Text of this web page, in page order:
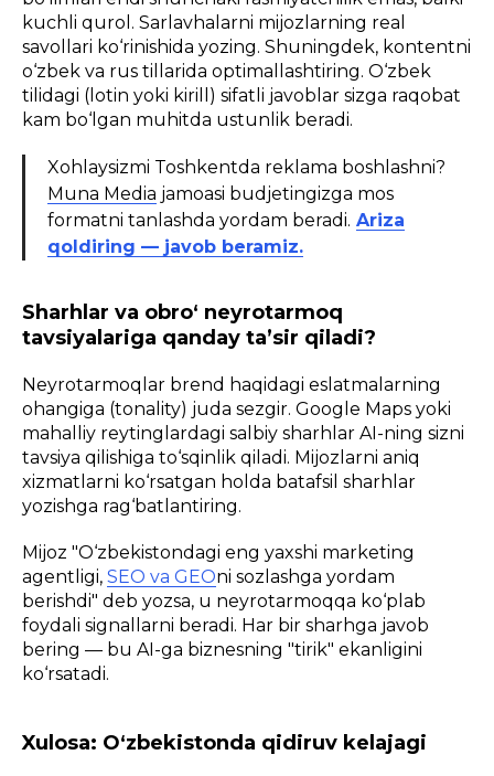
kuchli qurol. Sarlavhalarni mijozlarning real
savollari ko‘rinishida yozing. Shuningdek, kontentni
o‘zbek va rus tillarida optimallashtiring. O‘zbek
tilidagi (lotin yoki kirill) sifatli javoblar sizga raqobat
kam bo‘lgan muhitda ustunlik beradi.
Xohlaysizmi Toshkentda reklama boshlashni?
Muna Media jamoasi budjetingizga mos
formatni tanlashda yordam beradi. Ariza
qoldiring — javob beramiz.
Sharhlar va obro‘ neyrotarmoq
tavsiyalariga qanday ta’sir qiladi?
Neyrotarmoqlar brend haqidagi eslatmalarning
ohangiga (tonality) juda sezgir. Google Maps yoki
mahalliy reytinglardagi salbiy sharhlar AI-ning sizni
tavsiya qilishiga to‘sqinlik qiladi. Mijozlarni aniq
xizmatlarni ko‘rsatgan holda batafsil sharhlar
yozishga rag‘batlantiring.
Mijoz "O‘zbekistondagi eng yaxshi marketing
agentligi, SEO va GEOni sozlashga yordam
berishdi" deb yozsa, u neyrotarmoqqa ko‘plab
foydali signallarni beradi. Har bir sharhga javob
bering — bu AI-ga biznesning "tirik" ekanligini
ko‘rsatadi.
Xulosa: O‘zbekistonda qidiruv kelajagi